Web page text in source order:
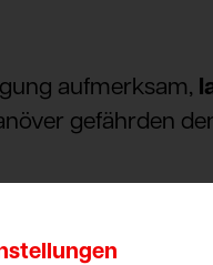
aufmerksam,
gefährden